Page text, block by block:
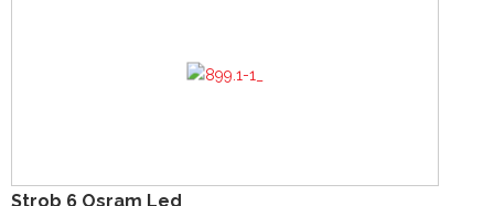
Strob 6 Osram Led